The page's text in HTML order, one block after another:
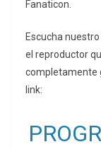
Fanaticon.
Escucha
el reproductor
completamente
link: